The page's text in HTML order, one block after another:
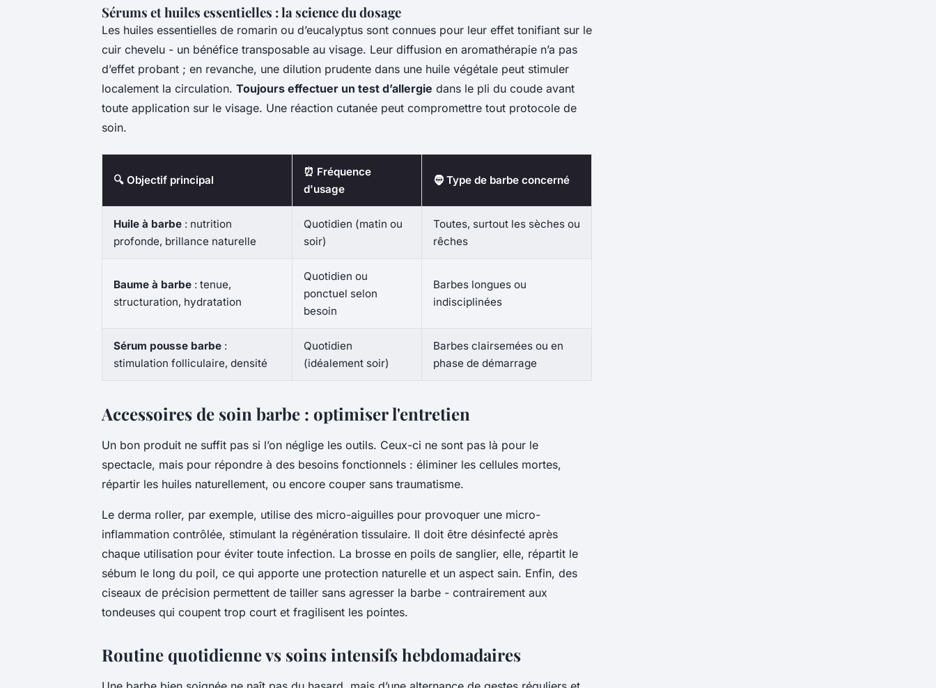
Sérums et huiles essentielles : la science du dosage
Les huiles essentielles de romarin ou d’eucalyptus sont connues pour leur effet tonifiant sur le
cuir chevelu - un bénéfice transposable au visage. Leur diffusion en aromathérapie n’a pas
d’effet probant ; en revanche, une dilution prudente dans une huile végétale peut stimuler
localement la circulation. Toujours effectuer un test d’allergie dans le pli du coude avant
toute application sur le visage. Une réaction cutanée peut compromettre tout protocole de
soin.
🔍 Objectif principal
⏰ Fréquence
d'usage
🧔 Type de barbe concerné
Huile à barbe : nutrition
profonde, brillance naturelle
Quotidien (matin ou
soir)
Toutes, surtout les sèches ou
rêches
Baume à barbe : tenue,
structuration, hydratation
Quotidien ou
ponctuel selon
besoin
Barbes longues ou
indisciplinées
Sérum pousse barbe :
stimulation folliculaire, densité
Quotidien
(idéalement soir)
Barbes clairsemées ou en
phase de démarrage
Accessoires de soin barbe : optimiser l'entretien
Un bon produit ne suffit pas si l’on néglige les outils. Ceux-ci ne sont pas là pour le
spectacle, mais pour répondre à des besoins fonctionnels : éliminer les cellules mortes,
répartir les huiles naturellement, ou encore couper sans traumatisme.
Le derma roller, par exemple, utilise des micro-aiguilles pour provoquer une micro-
inflammation contrôlée, stimulant la régénération tissulaire. Il doit être désinfecté après
chaque utilisation pour éviter toute infection. La brosse en poils de sanglier, elle, répartit le
sébum le long du poil, ce qui apporte une protection naturelle et un aspect sain. Enfin, des
ciseaux de précision permettent de tailler sans agresser la barbe - contrairement aux
tondeuses qui coupent trop court et fragilisent les pointes.
Routine quotidienne vs soins intensifs hebdomadaires